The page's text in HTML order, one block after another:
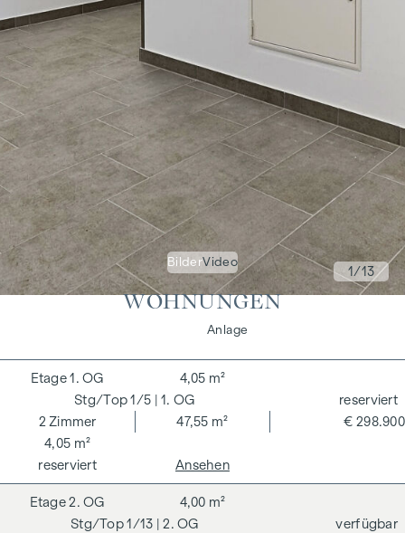
BilderVideo
1/13
WOHNUNGEN
Anlage
1/5 | 1. OG
1. OG
2Zimmer 47,55 m²
4,05 m²
4,05 m²
€ 298.900
reserviert
reserviert
Ansehen
1/13 | 2. OG
2. OG 4,00 m²
verfügbar